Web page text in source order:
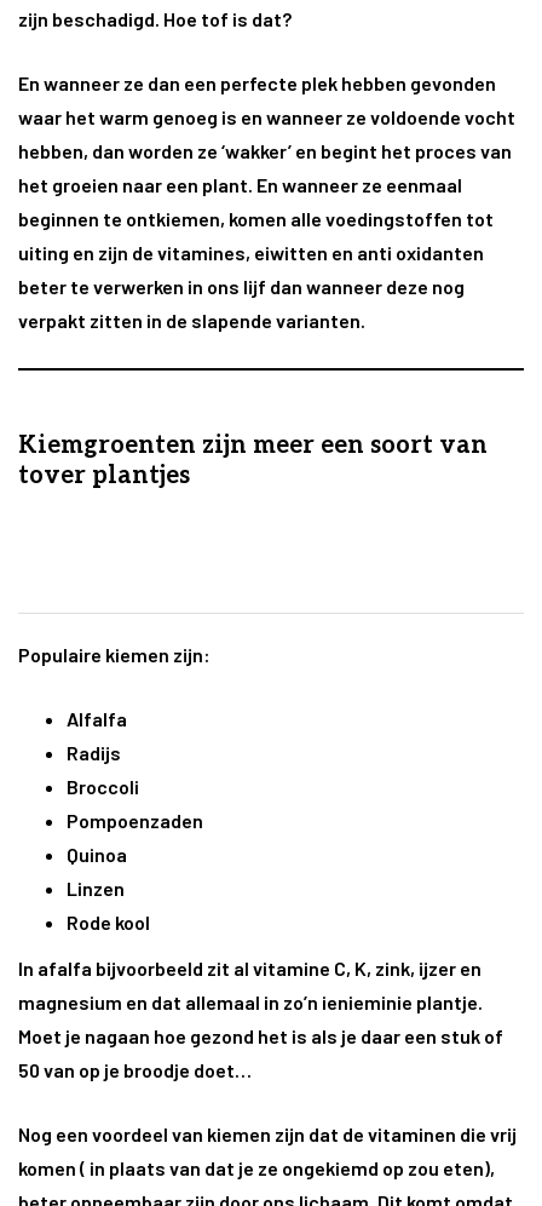
zijn beschadigd. Hoe tof is dat?
En wanneer ze dan een perfecte plek hebben gevonden
waar het warm genoeg is en wanneer ze voldoende vocht
hebben, dan worden ze ‘wakker’ en begint het proces van
het groeien naar een plant. En wanneer ze eenmaal
beginnen te ontkiemen, komen alle voedingstoffen tot
uiting en zijn de vitamines, eiwitten en anti oxidanten
beter te verwerken in ons lijf dan wanneer deze nog
verpakt zitten in de slapende varianten.
Kiemgroenten zijn meer een soort van
tover plantjes
Populaire kiemen zijn:
Alfalfa
Radijs
Broccoli
Pompoenzaden
Quinoa
Linzen
Rode kool
In afalfa bijvoorbeeld zit al vitamine C, K, zink, ijzer en
magnesium en dat allemaal in zo’n ienieminie plantje.
Moet je nagaan hoe gezond het is als je daar een stuk of
50 van op je broodje doet…
Nog een voordeel van kiemen zijn dat de vitaminen die vrij
komen ( in plaats van dat je ze ongekiemd op zou eten),
beter opneembaar zijn door ons lichaam. Dit komt omdat